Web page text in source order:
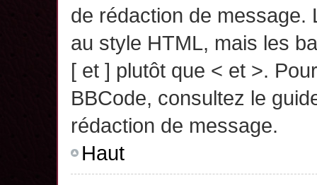
de rédaction de message.
au style HTML, mais les
[ et ] plutôt que < et >.
BBCode, consultez le
rédaction de message.
Haut